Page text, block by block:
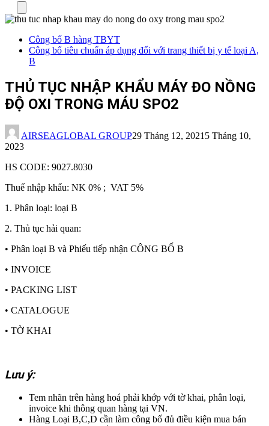
Công bố B hàng TBYT
Công bố tiêu chuẩn áp dụng đối với trang thiết bị y tế loại A,
B
THỦ TỤC NHẬP KHẨU MÁY ĐO NỒNG
ĐỘ OXI TRONG MÁU SPO2
AIRSEAGLOBAL GROUP29 Tháng 12, 2021 5 Tháng 10,
2023
HS CODE: 9027.8030
Thuế nhập khẩu: NK 0% ; VAT 5%
1. Phân loại: loại B
2. Thủ tục hải quan:
• Phân loại B và Phiếu tiếp nhận CÔNG BỐ B
• INVOICE
• PACKING LIST
• CATALOGUE
• TỜ KHAI
Lưu ý:
Tem nhãn trên hàng hoá phải khớp với tờ khai, phân loại,
invoice khi thông quan hàng tại VN.
Hàng Loại B,C,D cần làm công bố đủ điều kiện mua bán